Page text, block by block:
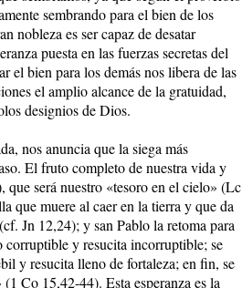
sembrando para el bien de los
nobleza es ser capaz de desatar
puesta en las fuerzas secretas del
el bien para los demás nos libera de las
el amplio alcance de la gratuidad,
designios de Dios.
nos anuncia que la siega más
El fruto completo de nuestra vida y
que será nuestro «tesoro en el cielo» (Lc
que muere al caer en la tierra y que da
Jn 12,24); y san Pablo la retoma para
corruptible y resucita incorruptible; se
y resucita lleno de fortaleza; en fin, se
Co 15,42-44). Esta esperanza es la